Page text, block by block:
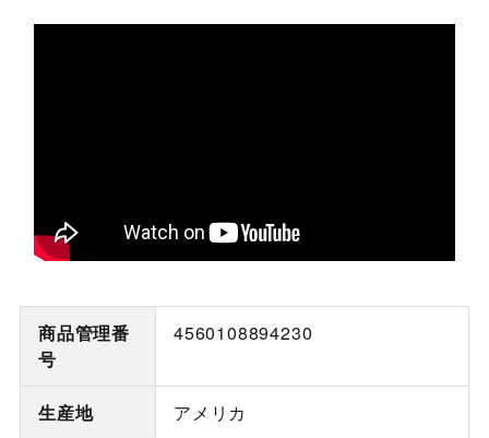
商品管理番
号
4560108894230
生産地 アメリカ